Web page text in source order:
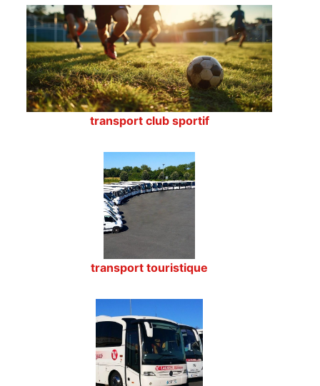
transport club sportif
transport touristique